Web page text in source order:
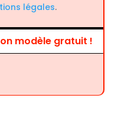
légales.
modèle gratuit !